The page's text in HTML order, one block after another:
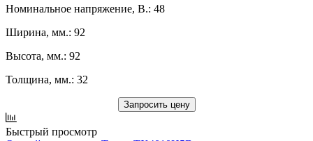
Номинальное напряжение, В.: 48
Ширина, мм.: 92
Высота, мм.: 92
Толщина, мм.: 32
Запросить цену
Быстрый просмотр